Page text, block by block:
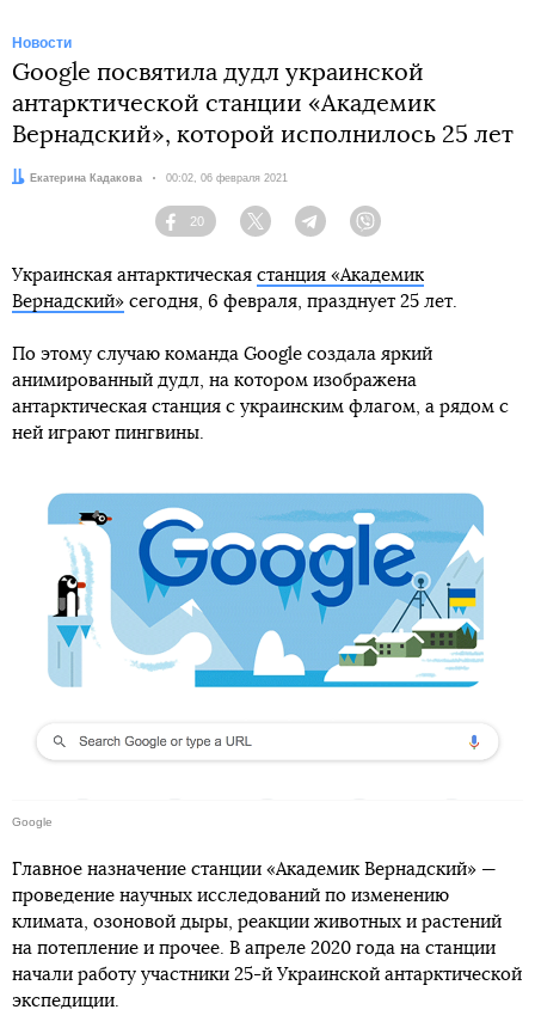
Новости
Google посвятила дудл украинской
антарктической станции «Академик
Вернадский», которой исполнилось 25 лет
Автор:Екатерина Кадакова Дата:
00:02, 06 февраля 2021
Facebook
20
Twitter TelegramViber
Украинская антарктическая станция «Академик
Вернадский» сегодня, 6 февраля, празднует 25 лет.
По этому случаю команда Google создала яркий
анимированный дудл, на котором изображена
антарктическая станция с украинским флагом, а рядом с
ней играют пингвины.
Google
Главное назначение станции «Академик Вернадский» —
проведение научных исследований по изменению
климата, озоновой дыры, реакции животных и растений
на потепление и прочее. В апреле 2020 года на станции
начали работу участники 25-й Украинской антарктической
экспедиции.